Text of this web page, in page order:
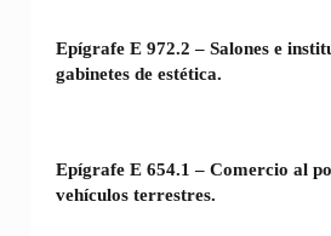
Epígrafe E 972.2 – Salones e
gabinetes de estética.
Epígrafe E 654.1 – Comercio al
vehículos terrestres.